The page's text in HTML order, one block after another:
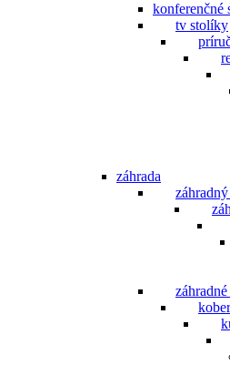
konferenčné
tv stolíky
záhrada